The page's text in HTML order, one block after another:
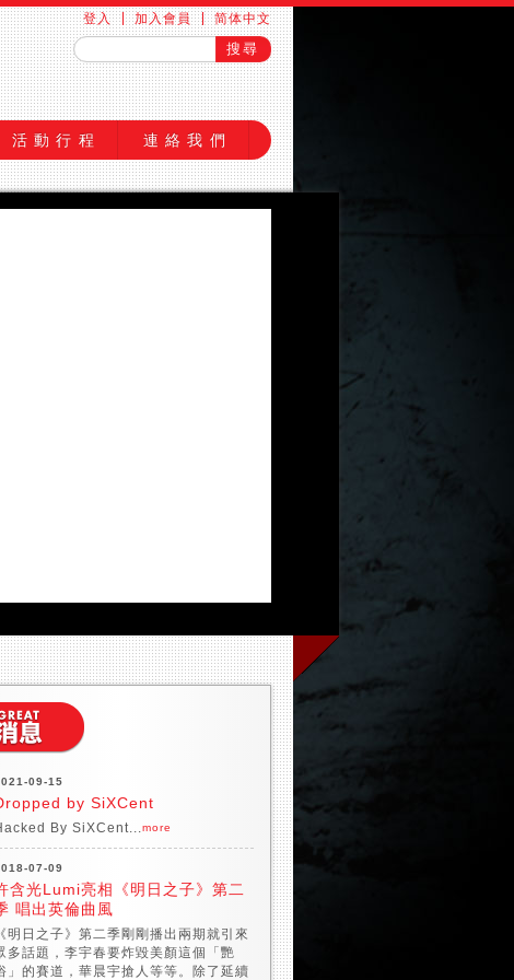
简体中文
加入會員
登入
活動行程 連絡我們
09-15
by SiXCent
By SiXCent... more
07-09
含光Lumi亮相《明日之子》第二
唱出英倫曲風
《明日之子》第二季剛剛播出兩期就引來
多話題，李宇春要炸毀美顏這個「艷
」的賽道，華晨宇搶人等等。除了延續